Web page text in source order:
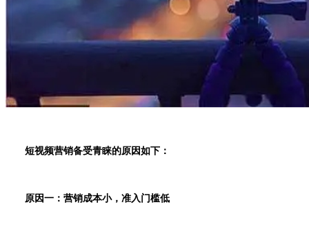
短视频营销备受青睐的原因如下：
原因一：营销成本小，准入门槛低